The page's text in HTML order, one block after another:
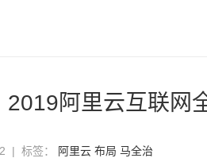
2019阿里云互联网
| 标签： 阿里云 布局 马全治